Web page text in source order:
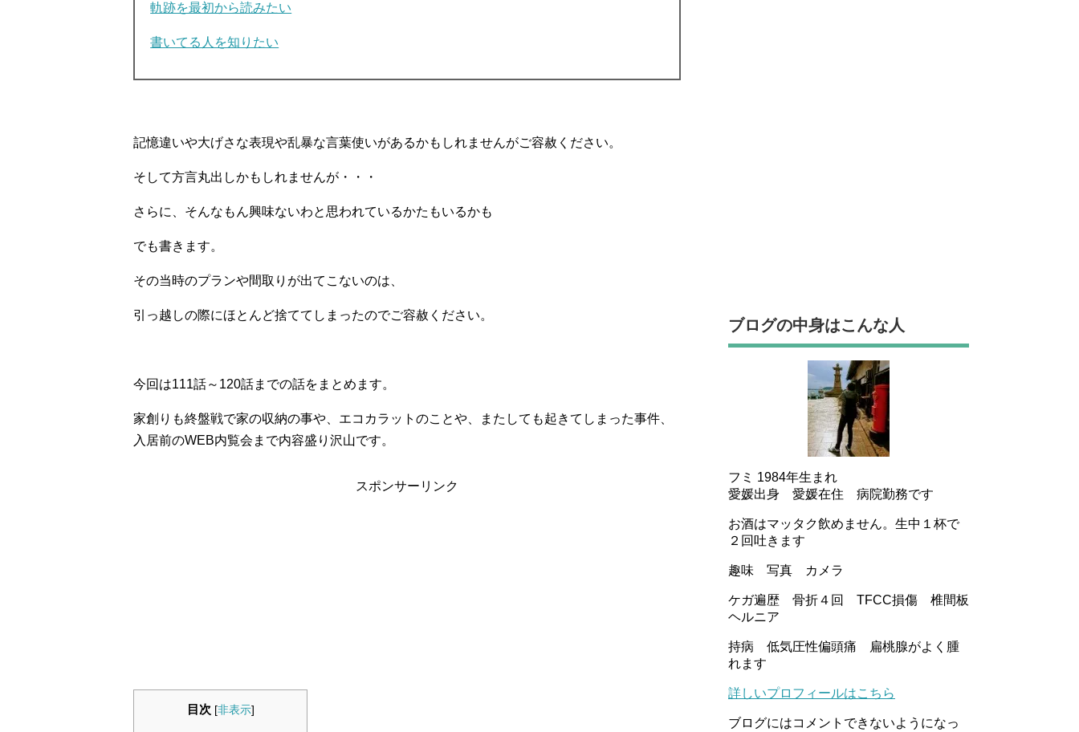
軌跡を最初から読みたい
書いてる人を知りたい
記憶違いや大げさな表現や乱暴な言葉使いがあるかもしれませんがご容赦ください。
そして方言丸出しかもしれませんが・・・
さらに、そんなもん興味ないわと思われているかたもいるかも
でも書きます。
その当時のプランや間取りが出てこないのは、
引っ越しの際にほとんど捨ててしまったのでご容赦ください。
今回は111話～120話までの話をまとめます。
家創りも終盤戦で家の収納の事や、エコカラットのことや、またしても起きてしまった事件、
入居前のWEB内覧会まで内容盛り沢山です。
スポンサーリンク
目次 [非表示]
ブログの中身はこんな人
フミ 1984年生まれ
愛媛出身 愛媛在住 病院勤務です
お酒はマッタク飲めません。生中１杯で
２回吐きます
趣味 写真 カメラ
ケガ遍歴 骨折４回 TFCC損傷 椎間板
ヘルニア
持病 低気圧性偏頭痛 扁桃腺がよく腫
れます
詳しいプロフィールはこちら
ブログにはコメントできないようになっ